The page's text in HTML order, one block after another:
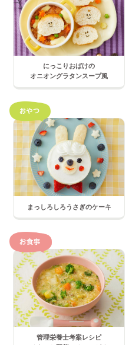
にっこりおばけの
オニオングラタンスープ風
まっしろしろうさぎのケーキ
管理栄養士考案レシピ